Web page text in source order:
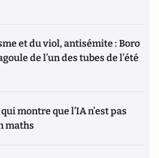
et du viol, antisémite : Boro
de l’un des tubes de l’été
montre que l’IA n’est pas
maths